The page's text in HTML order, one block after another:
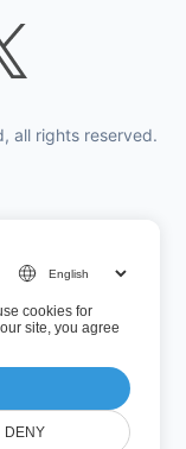
all rights reserved.
cookies for
site, you agree
DENY